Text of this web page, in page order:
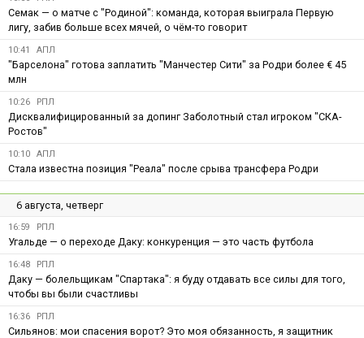
Семак — о матче с "Родиной": команда, которая выиграла Первую
лигу, забив больше всех мячей, о чём-то говорит
10:41 АПЛ
"Барселона" готова заплатить "Манчестер Сити" за Родри более € 45
млн
10:26 РПЛ
Дисквалифицированный за допинг Заболотный стал игроком "СКА-
Ростов"
10:10 АПЛ
Стала известна позиция "Реала" после срыва трансфера Родри
6 августа, четверг
16:59 РПЛ
Угальде — о переходе Даку: конкуренция — это часть футбола
16:48 РПЛ
Даку — болельщикам "Спартака": я буду отдавать все силы для того,
чтобы вы были счастливы
16:36 РПЛ
Сильянов: мои спасения ворот? Это моя обязанность, я защитник